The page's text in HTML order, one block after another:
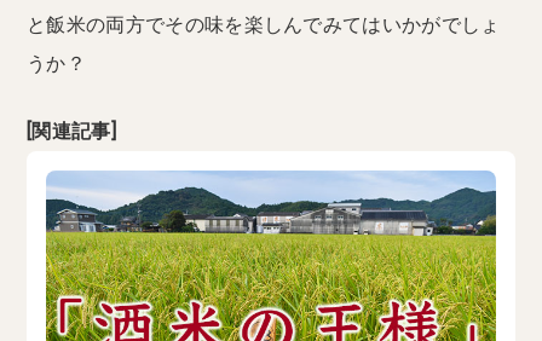
と飯米の両方でその味を楽しんでみてはいかがでしょ
うか？
[関連記事]